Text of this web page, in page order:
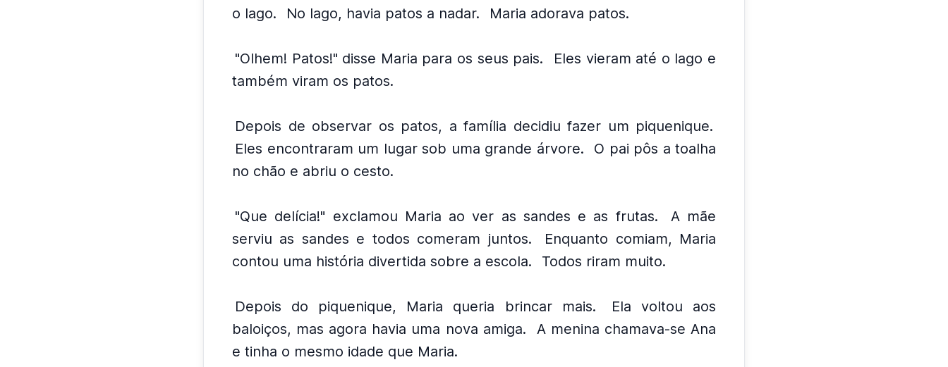
o lago.
No lago, havia patos a nadar. Maria adorava patos.
"Olhem! Patos!" disse Maria para os seus pais.
Eles vieram até o lago e
também viram os patos.
Depois de observar os patos, a família decidiu fazer um piquenique.
Eles encontraram um lugar sob uma grande árvore.
O pai pôs a toalha
no chão e abriu o cesto.
"Que delícia!" exclamou Maria ao ver as sandes e as frutas.
A mãe
serviu as sandes e todos comeram juntos.
Enquanto comiam, Maria
contou uma história divertida sobre a escola.
Todos riram muito.
Depois do piquenique, Maria queria brincar mais.
Ela voltou aos
baloiços, mas agora havia uma nova amiga.
A menina chamava-se Ana
e tinha o mesmo idade que Maria.